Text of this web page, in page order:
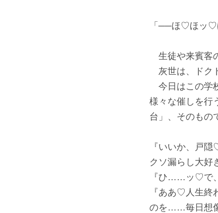
「──ほ♡ほッ
生徒や来賓客
灰世は、ドク
今日はこの学
様々な催しを行
台」、そのもの
『いいか、戸
クソ漏らし大好
『ひ……ッ♡で
『ああ♡人生終
のを……毎日想